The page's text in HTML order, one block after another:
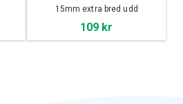
15mm extra bred udd
109 kr